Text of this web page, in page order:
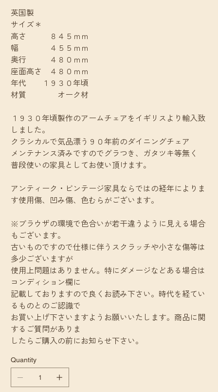
英国製
サイズ＊
高さ ８４５ｍｍ
幅 ４５５ｍｍ
奥行 ４８０ｍｍ
座面高さ ４８０ｍｍ
年代 １９３０年頃
材質 オーク材
１９３０年頃製作のアームチェアをイギリスより輸入致
しました。
クラシカルで気品漂う９０年前のダイニングチェア
メンテナンス済みですのでグラつき、ガタツキ等無く
普段使いの家具としてお使い頂けます。
アンティーク・ビンテージ家具ならではの経年によりま
す使用傷、凹み傷、色むらがございます。
※ブラウザの環境で色合いが若干違うように見える場合
もございます。
古いものですので仕様に伴うスクラッチや小さな傷等は
多少ございますが
使用上問題はありません。特にダメージなどある場合は
コンディション欄に
記載しておりますので良くお読み下さい。時代を経てい
るものとのご認識で
お買い上げ下さいますようお願いいたします。商品に関
するご質問がありま
したらご購入の前にお知らせ下さい。
Quantity